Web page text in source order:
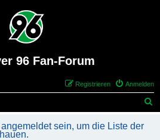
96 Fan-Forum
Anmelden
Registrieren
sein, um die Liste der